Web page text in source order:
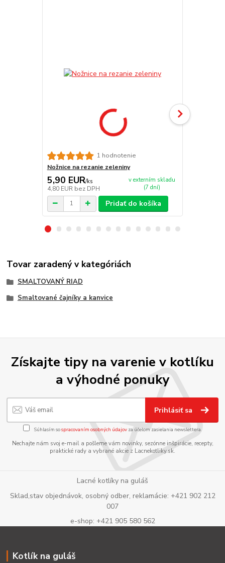
1 hodnotenie
Nožnice na rezanie zeleniny
5,90 EUR/ks
4,80 EUR bez DPH
v externím skladu
(7 dní)
Pridať do košíka
Tovar zaradený v kategóriách
SMALTOVANÝ RIAD
Smaltované čajníky a kanvice
Získajte tipy na varenie v kotlíku
a výhodné ponuky
Prihlásiť sa
Súhlasím sospracovaním osobných údajov za účelom zasielania newslettera.
Nechajte nám svoj e-mail a pošleme vám novinky, sezónne inšpirácie, recepty,
praktické rady a vybrané akcie z Lacnekotliky.sk.
Lacné kotlíky na guláš
Sklad,stav objednávok, osobný odber, reklamácie: +421 902 212
007
e-shop: +421 905 580 562
Kotlík na guláš